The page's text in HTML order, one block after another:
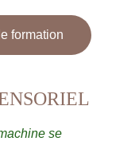
se
formation